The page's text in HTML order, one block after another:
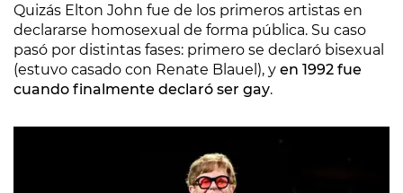
Quizás Elton John fue de los primeros artistas en
declararse homosexual de forma pública. Su caso
pasó por distintas fases: primero se declaró bisexual
(estuvo casado con Renate Blauel), y en 1992 fue
cuando finalmente declaró ser gay.